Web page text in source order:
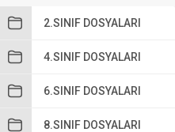
2.SINIF DOSYALARI
4.SINIF DOSYALARI
6.SINIF DOSYALARI
8.SINIF DOSYALARI